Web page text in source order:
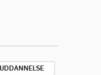
UDDANNELSE